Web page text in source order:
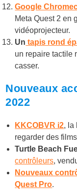
Google
Meta Quest 2 en
vidéoprojecteur.
Un tapis rond
un repaire tactile
casser.
Nouveaux
2022
KKCOBVR i2, la
regarder des
Turtle Beach
contrôleurs,
Nouveaux
Quest Pro.